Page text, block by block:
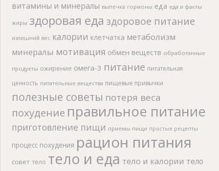
витамины и минералы выпечка гормоны еда еда и факты
жиры здоровая еда здоровое питание
излишний вес калории клетчатка метаболизм
минералы мотивация обмен веществ обработанные
продукты ожирение омега-3 питание питательная
ценность питательные вещества пищевые привычки
полезные советы потеря веса
похудение правильное питание
приготовление пищи приемы пищи простые рецепты
процесс похудения рацион питания
совет тело тело и еда тело и калории тело